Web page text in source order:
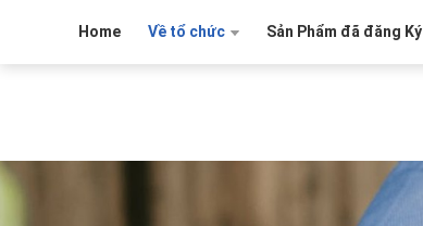
Home Về tổ chức Sản Phẩm đã đăng Ký